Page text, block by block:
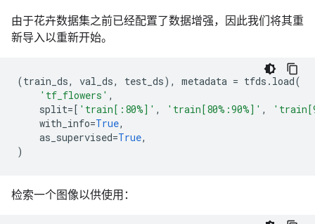
由于花卉数据集之前已经配置了数据增强，因此我们将其重
新导入以重新开始。
(train_ds, val_ds, test_ds), metadata = tfds . load(
'tf_flowers' ,
split=[ 'train[:80%]' , 'train[80%:90%]' ,
with_info=True,
as_supervised=True,
)
检索一个图像以供使用：